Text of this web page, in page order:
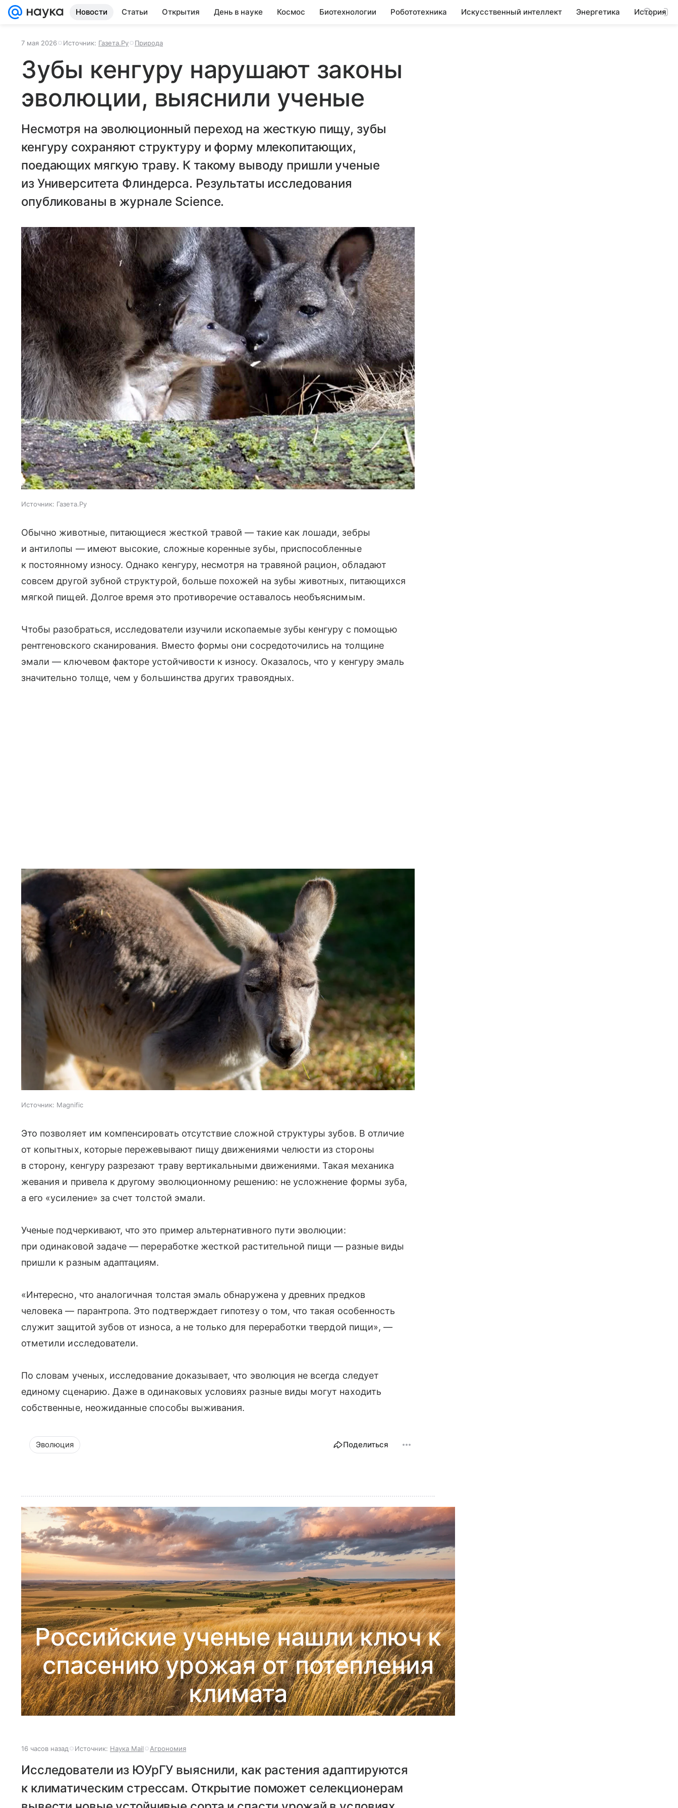
Новости Статьи Открытия День в науке Космос Биотехнологии Робототехника Искусственный интеллект Энергетика История
7 мая 2026 Источник: Газета.Ру Природа
Зубы кенгуру нарушают законы
эволюции, выяснили ученые
Несмотря на эволюционный переход на жесткую пищу, зубы
кенгуру сохраняют структуру и форму млекопитающих,
поедающих мягкую траву. К такому выводу пришли ученые
из Университета Флиндерса. Результаты исследования
опубликованы в журнале Science.
Источник: Газета.Ру
Обычно животные, питающиеся жесткой травой — такие как лошади, зебры
и антилопы — имеют высокие, сложные коренные зубы, приспособленные
к постоянному износу. Однако кенгуру, несмотря на травяной рацион, обладают
совсем другой зубной структурой, больше похожей на зубы животных, питающихся
мягкой пищей. Долгое время это противоречие оставалось необъяснимым.
Чтобы разобраться, исследователи изучили ископаемые зубы кенгуру с помощью
рентгеновского сканирования. Вместо формы они сосредоточились на толщине
эмали — ключевом факторе устойчивости к износу. Оказалось, что у кенгуру эмаль
значительно толще, чем у большинства других травоядных.
Источник: Magnific
Это позволяет им компенсировать отсутствие сложной структуры зубов. В отличие
от копытных, которые пережевывают пищу движениями челюсти из стороны
в сторону, кенгуру разрезают траву вертикальными движениями. Такая механика
жевания и привела к другому эволюционному решению: не усложнение формы зуба,
а его «усиление» за счет толстой эмали.
Ученые подчеркивают, что это пример альтернативного пути эволюции:
при одинаковой задаче — переработке жесткой растительной пищи — разные виды
пришли к разным адаптациям.
«Интересно, что аналогичная толстая эмаль обнаружена у древних предков
человека — парантропа. Это подтверждает гипотезу о том, что такая особенность
служит защитой зубов от износа, а не только для переработки твердой пищи», —
отметили исследователи.
По словам ученых, исследование доказывает, что эволюция не всегда следует
единому сценарию. Даже в одинаковых условиях разные виды могут находить
собственные, неожиданные способы выживания.
Эволюция Поделиться
Российские ученые нашли ключ к
спасению урожая от потепления
климата
16 часов назад Источник: Наука Mail Агрономия
Исследователи из ЮУрГУ выяснили, как растения адаптируются
к климатическим стрессам. Открытие поможет селекционерам